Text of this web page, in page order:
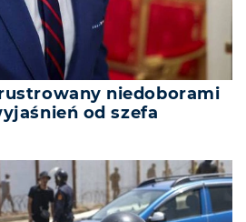
niedoborami
od szefa